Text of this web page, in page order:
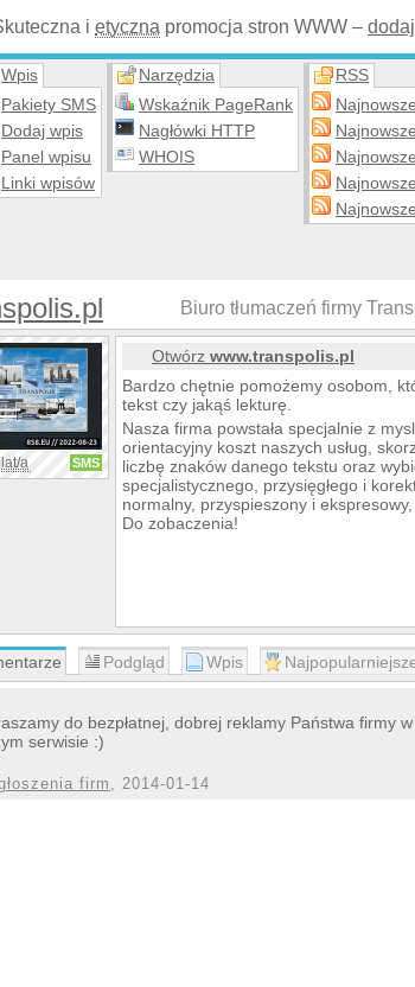
i etyczna promocja stron WWW –
Wpis
Pakiety SMS
Dodaj wpis
Panel wpisu
Linki wpisów
Narzędzia
Wskaźnik PageRank
Nagłówki HTTP
WHOIS
RSS
Biuro tłumaczeń firmy
a SMS
Otwórz www.transpolis.pl
Bardzo chętnie pomożemy osobom,
tekst czy jakąś lekturę.
Nasza firma powstała specjalnie z
orientacyjny koszt naszych usług,
liczbę znaków danego tekstu oraz
specjalistycznego, przysięgłego i
normalny, przyspieszony i
Do zobaczenia!
Podgląd Wpis
do bezpłatnej, dobrej reklamy Państwa firmy w
serwisie :)
firm , 2014-01-14